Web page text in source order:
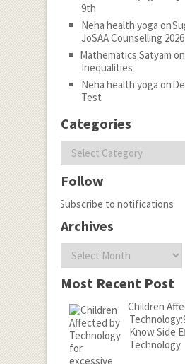
9th
Neha health yoga on
JoSAA Counselling 2026
Mathematics Satyam
Inequalities
Neha health yoga on
Test
Categories
Categories
Follow
Subscribe to notifications
Archives
Archives
Most Recent Post
Children
Know Side
Technology